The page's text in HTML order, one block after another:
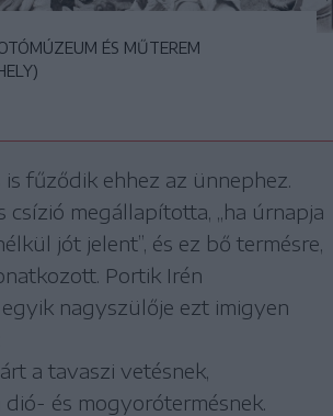
ÉS MŰTEREM
is fűződik ehhez az ünnephez.
csízió megállapította, „ha úrnapja
jót jelent”, és ez bő termésre,
Portik Irén
nagyszülője ezt imigyen
a tavaszi vetésnek,
dió- és mogyorótermésnek.